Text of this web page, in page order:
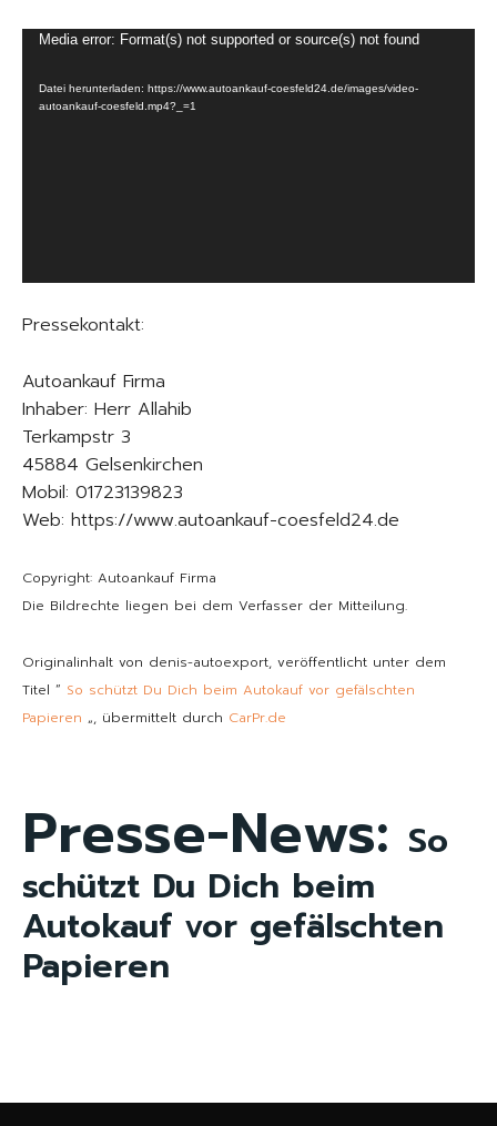
y
e
Media error: Format(s) not supported or source(s) not found
Datei herunterladen: https://www.autoankauf-coesfeld24.de/images/video-
autoankauf-coesfeld.mp4?_=1
Pressekontakt:
Autoankauf Firma
Inhaber: Herr Allahib
Terkampstr 3
45884 Gelsenkirchen
Mobil: 01723139823
Web: https://www.autoankauf-coesfeld24.de
Copyright: Autoankauf Firma
Die Bildrechte liegen bei dem Verfasser der Mitteilung.
Originalinhalt von denis-autoexport, veröffentlicht unter dem
Titel “ So schützt Du Dich beim Autokauf vor gefälschten
Papieren „, übermittelt durch CarPr.de
Presse-News: So
schützt Du Dich beim
Autokauf vor gefälschten
Papieren